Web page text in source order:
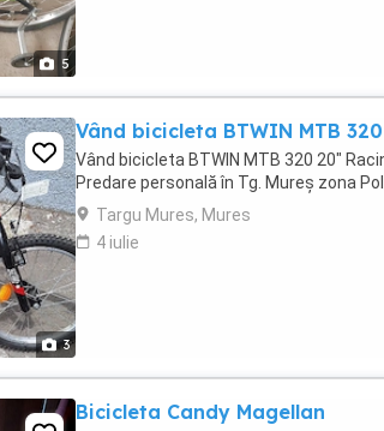
5
3
Vând bicicleta BTWIN MTB
Vând bicicleta BTWIN MTB 320 20"
Predare personală în Tg. Mureș zona
Targu Mures, Mures
4 iulie
Bicicleta Candy Magellan